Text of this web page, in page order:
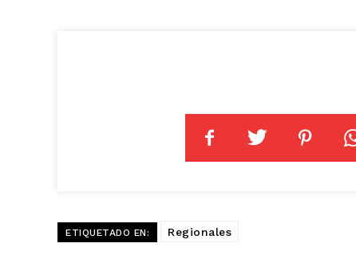
ETIQUETADO EN: Regionales